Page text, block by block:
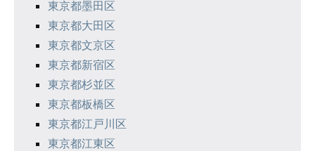
東京都墨田区
東京都大田区
東京都文京区
東京都新宿区
東京都杉並区
東京都板橋区
東京都江戸川区
東京都江東区